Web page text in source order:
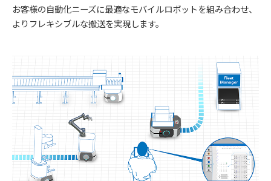
お客様の自動化ニーズに最適なモバイルロボットを組み合わせ、
よりフレキシブルな搬送を実現します。